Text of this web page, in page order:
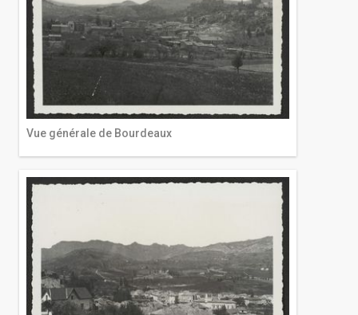
Vue générale de Bourdeaux